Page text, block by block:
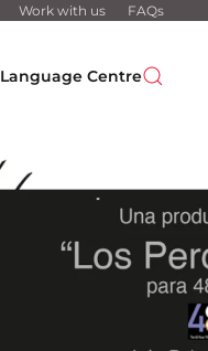
Work with us FAQs
Language Centre